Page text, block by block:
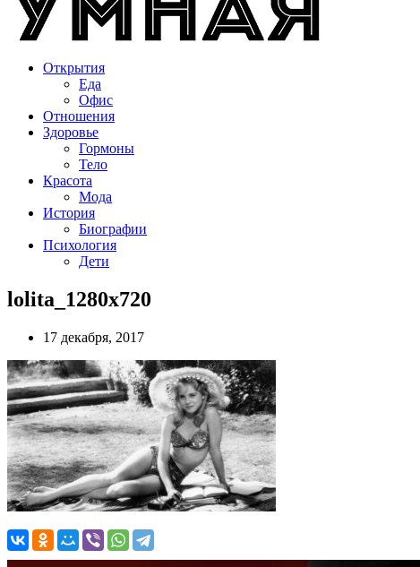
Открытия
Еда
Офис
Отношения
Здоровье
Гормоны
Тело
Красота
Мода
История
Биографии
Психология
Дети
lolita_1280x720
17 декабря, 2017